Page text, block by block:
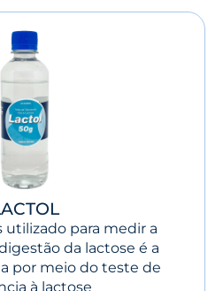
para medir a
da lactose é a
por meio do teste de
à lactose